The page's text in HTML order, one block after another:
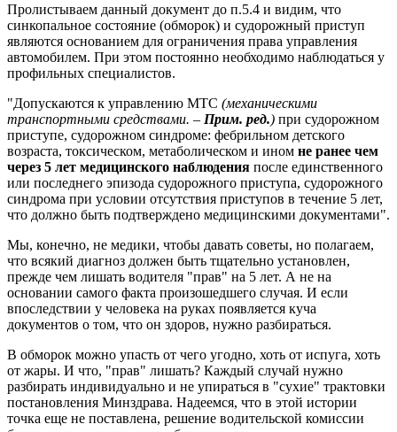
Пролистываем данный документ до п.5.4 и видим, что
синкопальное состояние (обморок) и судорожный приступ
являются основанием для ограничения права управления
автомобилем. При этом постоянно необходимо наблюдаться у
профильных специалистов.
"Допускаются к управлению МТС (механическими
транспортными средствами. – Прим. ред.) при судорожном
приступе, судорожном синдроме: фебрильном детского
возраста, токсическом, метаболическом и ином не ранее чем
через 5 лет медицинского наблюдения после единственного
или последнего эпизода судорожного приступа, судорожного
синдрома при условии отсутствия приступов в течение 5 лет,
что должно быть подтверждено медицинскими документами".
Мы, конечно, не медики, чтобы давать советы, но полагаем,
что всякий диагноз должен быть тщательно установлен,
прежде чем лишать водителя "прав" на 5 лет. А не на
основании самого факта произошедшего случая. И если
впоследствии у человека на руках появляется куча
документов о том, что он здоров, нужно разбираться.
В обморок можно упасть от чего угодно, хоть от испуга, хоть
от жары. И что, "прав" лишать? Каждый случай нужно
разбирать индивидуально и не упираться в "сухие" трактовки
постановления Минздрава. Надеемся, что в этой истории
точка еще не поставлена, решение водительской комиссии